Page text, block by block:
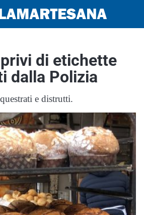
di etichette
dalla Polizia
e distrutti.